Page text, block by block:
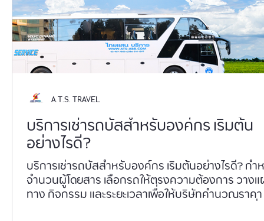
บริการเช่ารถบัสสำหรับองค์กร เริ่มต้น
อย่างไรดี?
บริการเช่ารถบัสสำหรับองค์กร เริ่มต้นอย่างไรดี? กำหนด
จำนวนผู้โดยสาร เลือกรถให้ตรงความต้องการ วางแผนเส้น
ทาง กิจกรรม และระยะเวลาเพื่อให้บริษัทคำนวณราค
จัดรถ/พนักงานขับให้เหมาะสม ตรวจสอบความน่าเ
A.T.S. TRAVEL